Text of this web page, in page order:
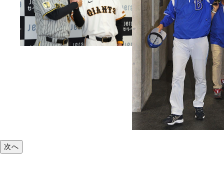
次へ